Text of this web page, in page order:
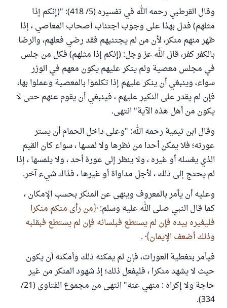
وقال القرطبي رحمه الله في تفسيره (5/ 418): "(إنكم إذا
مثلهم) فدل بهذا على وجوب اجتناب أصحاب المعاصي ، إذا
ظهر منهم منكر، لأن من لم يجتنبهم فقد رضي فعلهم، والرضا
بالكفر كفر، قال الله عز وجل: (إنكم إذا مثلهم) فكل من جلس
في مجلس معصية ولم ينكر عليهم يكون معهم في الوزر
سواء، وينبغي أن ينكر عليهم إذا تكلموا بالمعصية وعملوا بها،
فإن لم يقدر على النكير عليهم ، فينبغي أن يقوم عنهم حتى لا
يكون من أهل هذه الآية" انتهى.
وقال ابن تيمية رحمه الله: "وعلى داخل الحمام أن يستر
عورته؛ فلا يمكن أحدا من نظرها ولا لمسها ، سواء كان القيم
الذي يغسله أو غيره ، ولا ينظر إلى عورة أحد ، ولا يلمسها ، إذا
لم يحتج إلى ذلك ، لأجل مداواة أو غيرها ، فذاك شيء آخر.
وعليه أن يأمر بالمعروف وينهى عن المنكر بحسب الإمكان ،
كما قال النبي صلى الله عليه وسلم: من رأى منكم منكرا
فليغيره بيده فإن لم يستطع فبلسانه فإن لم يستطع فبقلبه
وذلك أضعف الإيمان .
فيأمر بتغطية العورات، فإن لم يمكنه ذلك وأمكنه أن يكون
حيث لا يشهد منكرا ، فليفعل ذلك؛ إذ شهود المنكر من غير
حاجة ولا إكراه : منهي عنه" انتهى من مجموع الفتاوى (21/
334).